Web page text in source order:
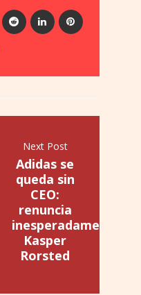
Next Post
Adidas se
queda sin
CEO:
renuncia
inesperadamente
Kasper
Rorsted